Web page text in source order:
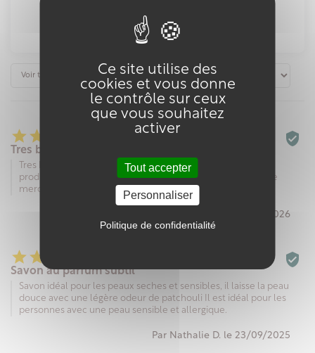
Ce site utilise des
cookies et vous donne
le contrôle sur ceux
que vous souhaitez
activer
Tout accepter
Personnaliser
Politique de confidentialité
56 avis

Tres bon produit
Tres bon délais emballage très protecteur bonne qualité de
produit et bon geste commercial super la petite savonnette
merci

Par ERIC S. le 27/04/2026

Savon au parfum subtil
Savon idéal pour les peaux seches et sensibles, il laisse la peau
douce avec une légère odeur de patchouli Il est idéal pour les
personnes avec une peau sensible et allergique.

Par Nathalie D. le 23/09/2025